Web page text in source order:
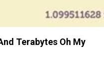
Terabytes Oh My